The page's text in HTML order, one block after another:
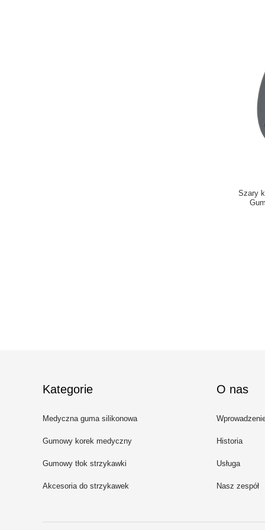
Szary
Kategorie
Medyczna guma silikonowa
Gumowy korek medyczny
Gumowy tłok strzykawki
Akcesoria do strzykawek
O nas
Historia
Usługa
Nasz zespół